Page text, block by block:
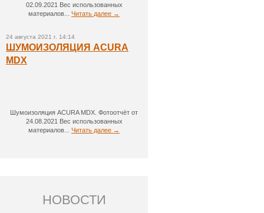
02.09.2021 Вес использованных
материалов... Читать далее →
24 августа 2021 г. 14:14
ШУМОИЗОЛЯЦИЯ ACURA
MDX
Шумоизоляция ACURA MDX. Фотоотчёт от
24.08.2021 Вес использованных
материалов... Читать далее →
НОВОСТИ